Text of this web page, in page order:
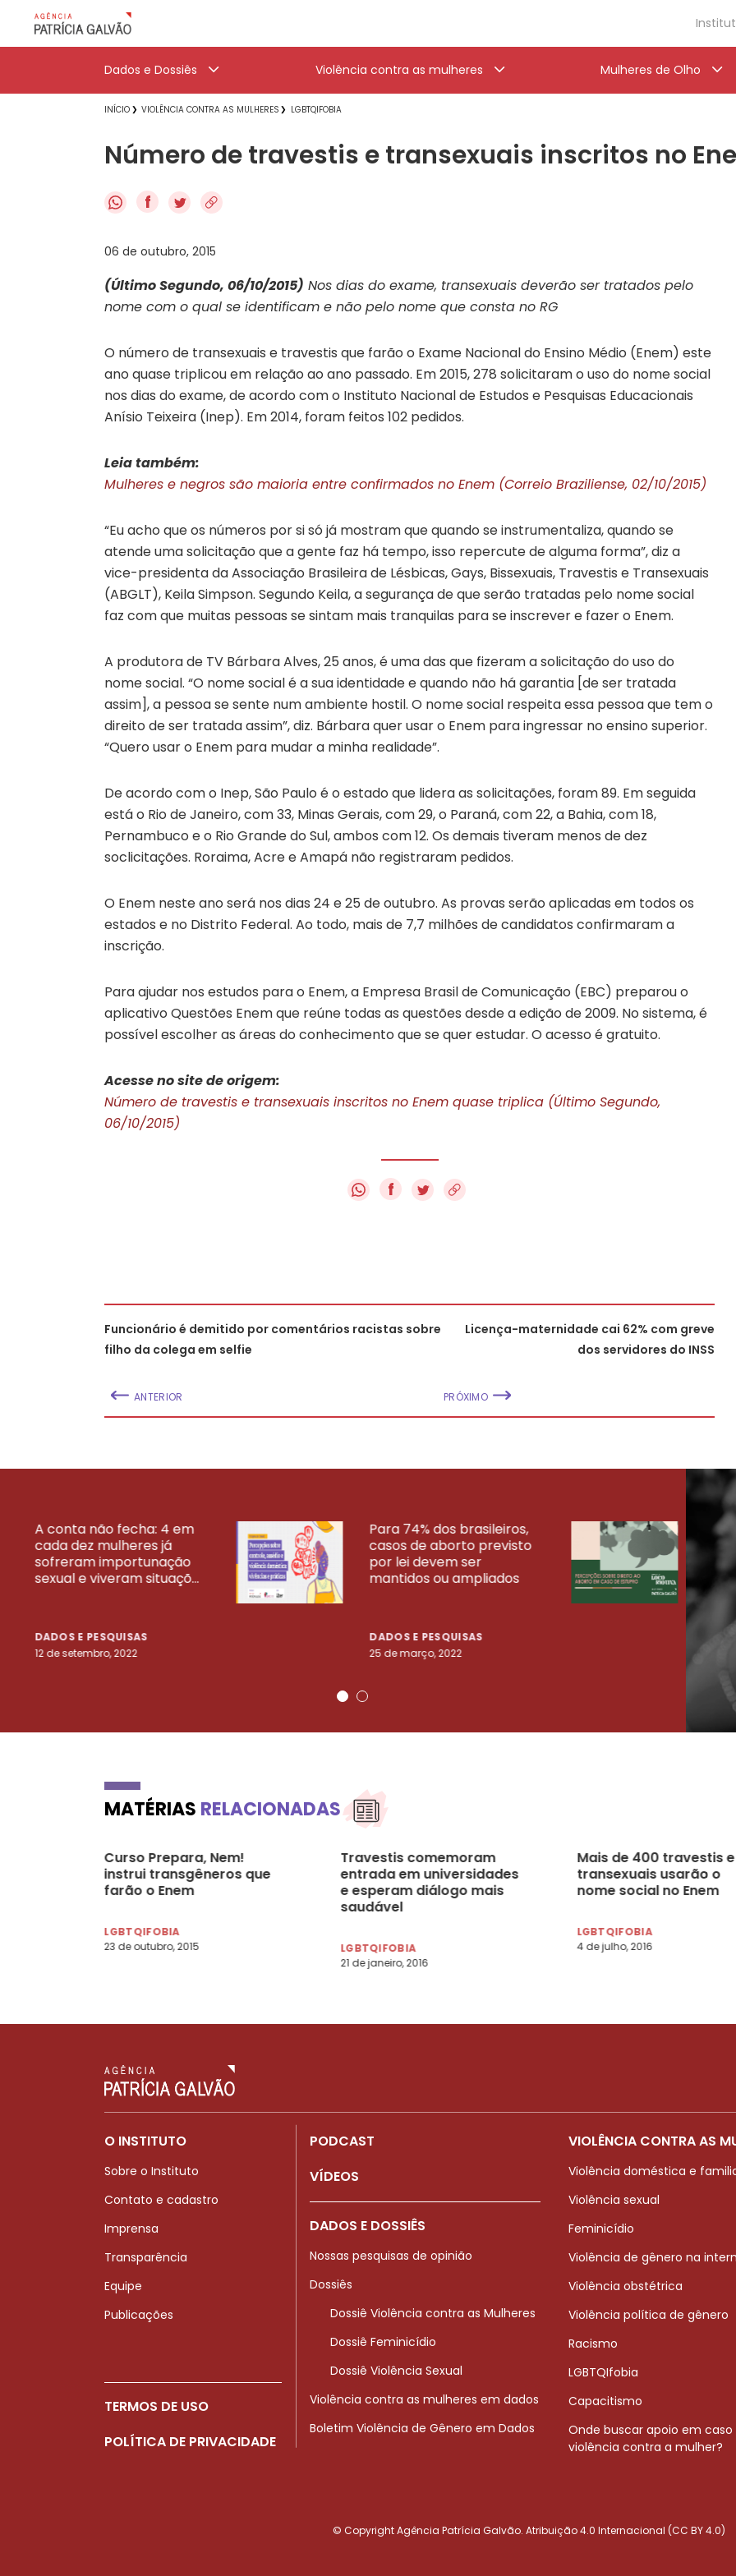
Dados e Dossiês Violência contra as mulheres Mulheres de Olho
INÍCIO VIOLÊNCIA CONTRA AS MULHERES LGBTQIFOBIA
Número de travestis e transexuais inscritos no
f
06 de outubro, 2015
(Último Segundo, 06/10/2015) Nos dias do exame, transexuais deverão ser tratados pelo
nome com o qual se identificam e não pelo nome que consta no RG
O número de transexuais e travestis que farão o Exame Nacional do Ensino Médio (Enem) este
ano quase triplicou em relação ao ano passado. Em 2015, 278 solicitaram o uso do nome social
nos dias do exame, de acordo com o Instituto Nacional de Estudos e Pesquisas Educacionais
Anísio Teixeira (Inep). Em 2014, foram feitos 102 pedidos.
Leia também:
Mulheres e negros são maioria entre confirmados no Enem (Correio Braziliense, 02/10/2015)
“Eu acho que os números por si só já mostram que quando se instrumentaliza, quando se
atende uma solicitação que a gente faz há tempo, isso repercute de alguma forma”, diz a
vice-presidenta da Associação Brasileira de Lésbicas, Gays, Bissexuais, Travestis e Transexuais
(ABGLT), Keila Simpson. Segundo Keila, a segurança de que serão tratadas pelo nome social
faz com que muitas pessoas se sintam mais tranquilas para se inscrever e fazer o Enem.
A produtora de TV Bárbara Alves, 25 anos, é uma das que fizeram a solicitação do uso do
nome social. “O nome social é a sua identidade e quando não há garantia [de ser tratada
assim], a pessoa se sente num ambiente hostil. O nome social respeita essa pessoa que tem o
direito de ser tratada assim”, diz. Bárbara quer usar o Enem para ingressar no ensino superior.
“Quero usar o Enem para mudar a minha realidade”.
De acordo com o Inep, São Paulo é o estado que lidera as solicitações, foram 89. Em seguida
está o Rio de Janeiro, com 33, Minas Gerais, com 29, o Paraná, com 22, a Bahia, com 18,
Pernambuco e o Rio Grande do Sul, ambos com 12. Os demais tiveram menos de dez
soclicitações. Roraima, Acre e Amapá não registraram pedidos.
O Enem neste ano será nos dias 24 e 25 de outubro. As provas serão aplicadas em todos os
estados e no Distrito Federal. Ao todo, mais de 7,7 milhões de candidatos confirmaram a
inscrição.
Para ajudar nos estudos para o Enem, a Empresa Brasil de Comunicação (EBC) preparou o
aplicativo Questões Enem que reúne todas as questões desde a edição de 2009. No sistema, é
possível escolher as áreas do conhecimento que se quer estudar. O acesso é gratuito.
Acesse no site de origem:
Número de travestis e transexuais inscritos no Enem quase triplica (Último Segundo,
06/10/2015)
f
Funcionário é demitido por comentários racistas sobre
filho da colega em selfie
ANTERIOR
Licença-maternidade cai 62% com greve
dos servidores do INSS
PRÓXIMO
A conta não fecha: 4 em
cada dez mulheres já
sofreram importunação
sexual e viveram situaçõ...
DADOS E PESQUISAS
12 de setembro, 2022
Para 74% dos brasileiros,
casos de aborto previsto
por lei devem ser
mantidos ou ampliados
DADOS E PESQUISAS
25 de março, 2022
23
VEJA MAIS PESQUISAS
MATÉRIAS RELACIONADAS
Curso Prepara, Nem!
instrui transgêneros que
farão o Enem
LGBTQIFOBIA
23 de outubro, 2015
Travestis comemoram
entrada em universidades
e esperam diálogo mais
saudável
LGBTQIFOBIA
21 de janeiro, 2016
Mais de 400 travestis e
transexuais usarão o
nome social no Enem
LGBTQIFOBIA
4 de julho, 2016
O INSTITUTO
Sobre o Instituto
Contato e cadastro
Imprensa
Transparência
Equipe
Publicações
TERMOS DE USO
POLÍTICA DE PRIVACIDADE
PODCAST
VÍDEOS
DADOS E DOSSIÊS
Nossas pesquisas de opinião
Dossiês
Dossiê Violência contra as Mulheres
Dossiê Feminicídio
Dossiê Violência Sexual
Violência contra as mulheres em dados
Boletim Violência de Gênero em Dados
VIOLÊNCIA CONTRA AS
Violência doméstica e
Violência sexual
Feminicídio
Violência de gênero na
Violência obstétrica
Violência política de gênero
Racismo
LGBTQIfobia
Capacitismo
Onde buscar apoio em caso
violência contra a mulher?
© Copyright Agência Patrícia Galvão. Atribuição 4.0 Internacional (CC BY 4.0)